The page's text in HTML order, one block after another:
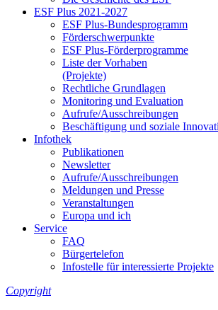
ESF Plus 2021-2027
ESF Plus-Bun­des­pro­gramm
För­der­schwer­punk­te
ESF Plus-För­der­pro­gram­me
Lis­te der Vor­ha­ben
(Pro­jek­te)
Recht­li­che Grund­la­gen
Mo­ni­to­ring und Eva­lua­ti­on
Auf­ru­fe/Aus­schrei­bun­gen
Be­schäf­ti­gung und so­zia­le
In­fo­thek
Pu­bli­ka­tio­nen
Newslet­ter
Auf­ru­fe/Aus­schrei­bun­gen
Mel­dun­gen und Pres­se
Ver­an­stal­tun­gen
Eu­ro­pa und ich
Ser­vice
FAQ
Bür­ger­te­le­fon
In­fo­stel­le für in­ter­es­sier­te Pro­jek­te
Copyright